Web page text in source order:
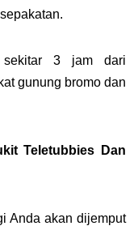
sekitar 3 jam dari
gunung bromo dan
Teletubbies Dan
Anda akan dijemput